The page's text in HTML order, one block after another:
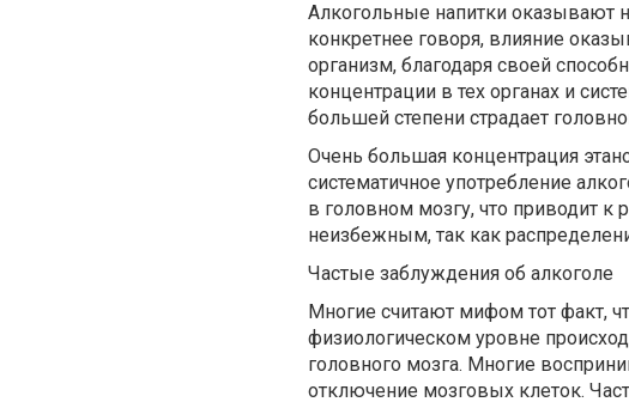
Алкогольные напитки оказывают
конкретнее говоря, влияние
организм, благодаря своей
концентрации в тех органах и
большей степени страдает
Очень большая концентрация
систематичное употребление
в головном мозгу, что приводит к
неизбежным, так как
Частые заблуждения об алкоголе
Многие считают мифом тот факт,
физиологическом уровне
головного мозга. Многие
отключение мозговых клеток.